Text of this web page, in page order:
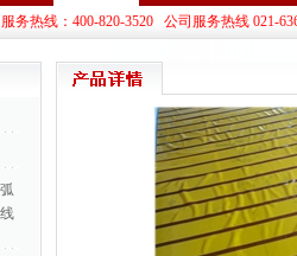
服务热线：400-820-3520 公司服务热线 021-